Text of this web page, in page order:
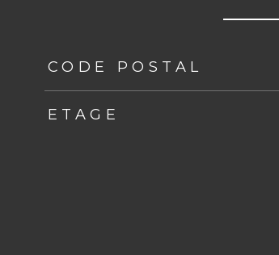
TRAD_ZEPHYR_Caracteristique
CODE POSTAL
ETAGE